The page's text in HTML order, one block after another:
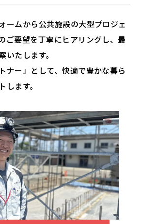
ームから公共施設の大型プロジェ
ご要望を丁寧にヒアリングし、最
いたします。
ナー」として、快適で豊かな暮ら
します。